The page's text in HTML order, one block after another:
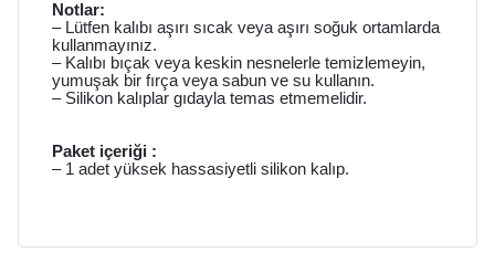
Notlar:
– Lütfen kalıbı aşırı sıcak veya aşırı soğuk ortamlarda
kullanmayınız.
– Kalıbı bıçak veya keskin nesnelerle temizlemeyin,
yumuşak bir fırça veya sabun ve su kullanın.
– Silikon kalıplar gıdayla temas etmemelidir.
Paket içeriği :
– 1 adet yüksek hassasiyetli silikon kalıp.